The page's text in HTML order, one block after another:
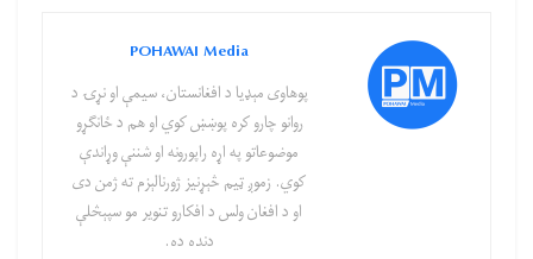
POHAWAI Media
پوهاوی‌ مېډیا د افغانستان، سیمې او نړۍ د
روانو چارو کره پوښښ کوي او هم د ځانګړو
موضوعاتو په اړه راپورونه او شننې وړاندې
کوي. زموږ ټیم څېړنیز ژورنالېزم ته ژمن دی
او د افغان ولس د افکارو تنویر مو سپېڅلې
دنده ده.